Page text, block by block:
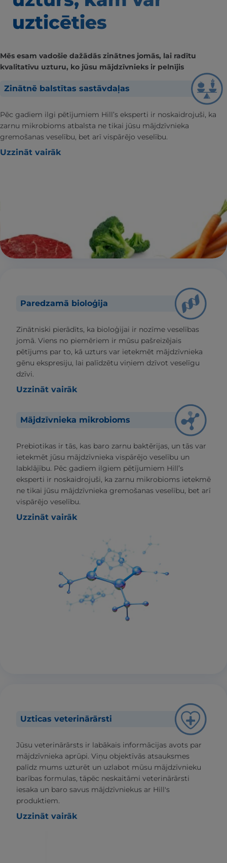
uzticēties
Mēs esam vadošie dažādās zinātnes jomās, lai radītu
kvalitatīvu uzturu, ko jūsu mājdzīvnieks ir pelnījis
Zinātnē balstītas sastāvdaļas
Pēc gadiem ilgi pētījumiem Hill’s eksperti ir noskaidrojuši, ka
zarnu mikrobioms atbalsta ne tikai jūsu mājdzīvnieka
gremošanas veselību, bet arī vispārējo veselību.
Uzzināt vairāk
Paredzamā bioloģija
Zinātniski pierādīts, ka bioloģijai ir nozīme veselības
jomā. Viens no piemēriem ir mūsu pašreizējais
pētījums par to, kā uzturs var ietekmēt mājdzīvnieka
gēnu ekspresiju, lai palīdzētu viņiem dzīvot veselīgu
dzīvi.
Uzzināt vairāk
Mājdzīvnieka mikrobioms
Prebiotikas ir tās, kas baro zarnu baktērijas, un tās var
ietekmēt jūsu mājdzīvnieka vispārējo veselību un
labklājību. Pēc gadiem ilgiem pētījumiem Hill’s
eksperti ir noskaidrojuši, ka zarnu mikrobioms ietekmē
ne tikai jūsu mājdzīvnieka gremošanas veselību, bet arī
vispārējo veselību.
Uzzināt vairāk
Uzticas veterinārārsti
Jūsu veterinārārsts ir labākais informācijas avots par
mājdzīvnieka aprūpi. Viņu objektīvās atsauksmes
palīdz mums uzturēt un uzlabot mūsu mājdzīvnieku
barības formulas, tāpēc neskaitāmi veterinārārsti
iesaka un baro savus mājdzīvniekus ar Hill's
produktiem.
Uzzināt vairāk